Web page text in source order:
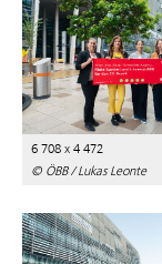
6 708 x 4 472
© ÖBB / Lukas Leonte